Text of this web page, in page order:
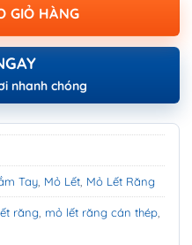
GIỎ HÀNG
nhanh chóng
Tay Mỏ Lết Mỏ Lết Răng
răng mỏ lết răng cán thép